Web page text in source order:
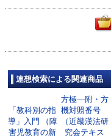
連想検索による関連商品
「教科別の指
導」入門 （障
害児教育の新
方極―附・方
機対照番号
（近畿漢法研
究会テキス